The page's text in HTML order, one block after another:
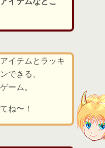
イテムとラッキ
できる、
ーム。
ね〜！